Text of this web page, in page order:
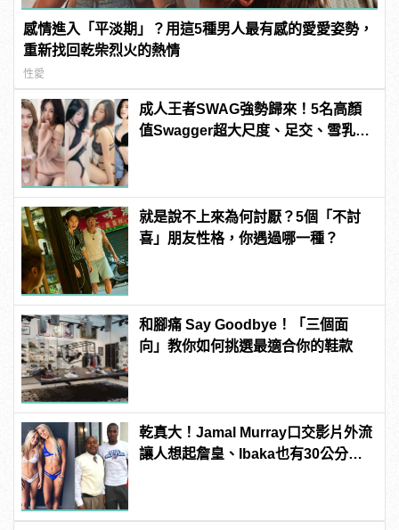
感情進入「平淡期」？用這5種男人最有感的愛愛姿勢，
重新找回乾柴烈火的熱情
性愛
成人王者SWAG強勢歸來！5名高顏
值Swagger超大尺度、足交、雪乳、
就是說不上來為何討厭？5個「不討
喜」朋友性格，你遇過哪一種？
和腳痛 Say Goodbye！「三個面
向」教你如何挑選最適合你的鞋款
乾真大！Jamal Murray口交影片外流
讓人想起詹皇、Ibaka也有30公分驚